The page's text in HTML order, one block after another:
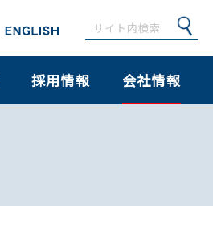
採用情報 会社情報